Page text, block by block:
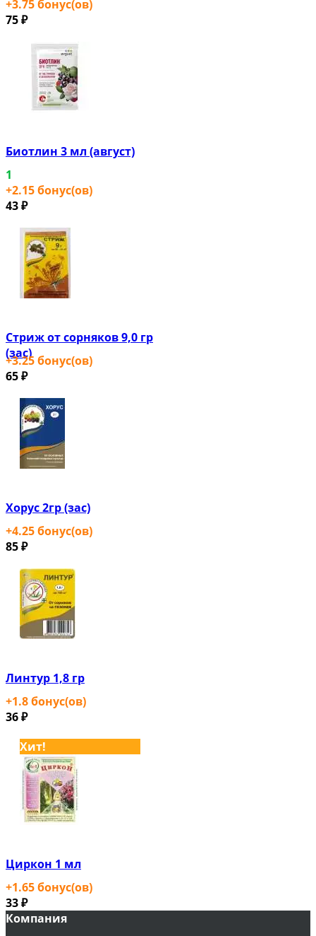
+3.75бонус(ов)
75 ₽
Биотлин 3 мл (август)
1
+2.15бонус(ов)
43 ₽
Стриж от сорняков 9,0 гр
(зас)
+3.25бонус(ов)
65 ₽
Хорус 2гр (зас)
+4.25бонус(ов)
85 ₽
Линтур 1,8 гр
+1.8бонус(ов)
36 ₽
Хит!
Циркон 1 мл
+1.65бонус(ов)
33 ₽
Компания